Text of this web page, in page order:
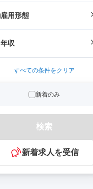
雇用形態
年収
すべての条件をクリア
新着のみ
検索
新着求人を受信